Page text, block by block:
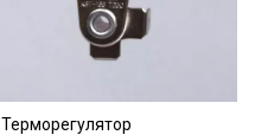
Терморегулятор